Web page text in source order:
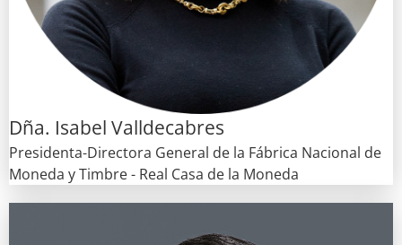
Dña. Isabel Valldecabres
Presidenta-Directora General de la Fábrica Nacional de
Moneda y Timbre - Real Casa de la Moneda